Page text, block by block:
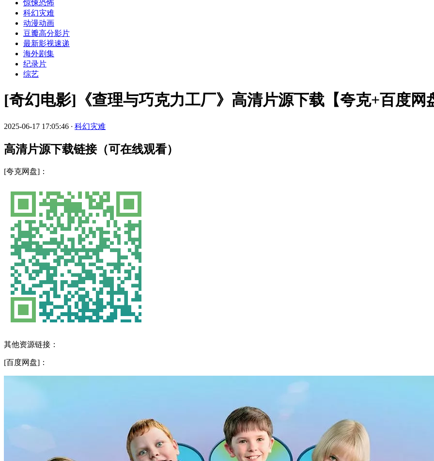
惊悚恐怖
科幻灾难
动漫动画
豆瓣高分影片
最新影视速递
海外剧集
纪录片
综艺
[奇幻电影]《查理与巧克力工厂》高清片源下载【夸克+百度网
2025-06-17 17:05:46 · 科幻灾难
高清片源下载链接（可在线观看）
[夸克网盘]：
其他资源链接：
[百度网盘]：